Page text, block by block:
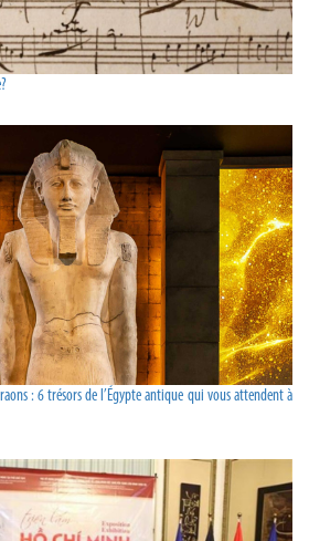
: 6 trésors de l’Égypte antique qui vous attendent à